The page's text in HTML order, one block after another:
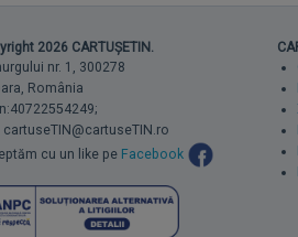
2026 CARTUȘETIN.
nr. 1, 300278
România
cartuseTIN@cartuseTIN.ro
cu un like pe Facebook